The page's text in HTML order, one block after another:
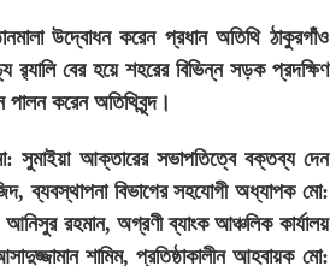
উদ্বোধন করেন প্রধান অতিথি ঠাকুরগাঁও
বের হয়ে শহরের বিভিন্ন সড়ক প্রদক্ষিণ
পালন করেন অতিথিবৃন্দ।
সুমাইয়া আক্তারের সভাপতিত্বে বক্তব্য দেন
ব্যবস্থাপনা বিভাগের সহযোগী অধ্যাপক মো:
রহমান, অগ্রণী ব্যাংক আঞ্চলিক কার্যালয়
শামিম, প্রতিষ্ঠাকালীন আহবায়ক মো: